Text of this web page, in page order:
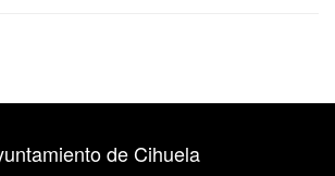
de Cihuela